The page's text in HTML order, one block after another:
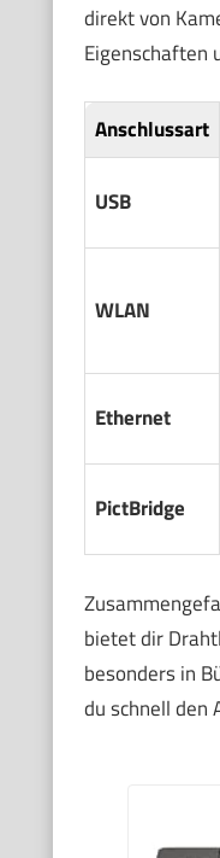
direkt von
Eigenschaften
Anschlussart
USB
WLAN
Ethernet
PictBridge
bietet dir
besonders in
du schnell den